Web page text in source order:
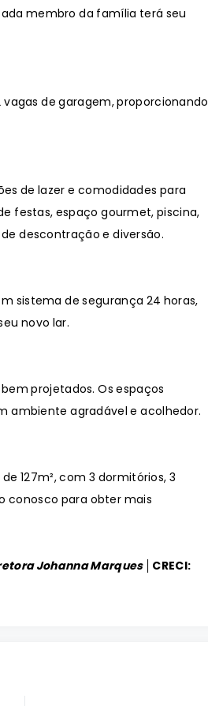
membro da família terá seu
de garagem, proporcionando
de lazer e comodidades para
festas, espaço gourmet, piscina,
descontração e diversão.
sistema de segurança 24 horas,
novo lar.
projetados. Os espaços
ambiente agradável e acolhedor.
127m², com 3 dormitórios, 3
conosco para obter mais
Johanna Marques │ CRECI: